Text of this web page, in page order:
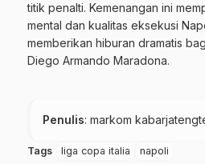
titik penalti. Kemenangan ini
mental dan kualitas eksekusi
memberikan hiburan dramatis
Diego Armando Maradona.
Penulis: markom
Tags liga copa italia napoli